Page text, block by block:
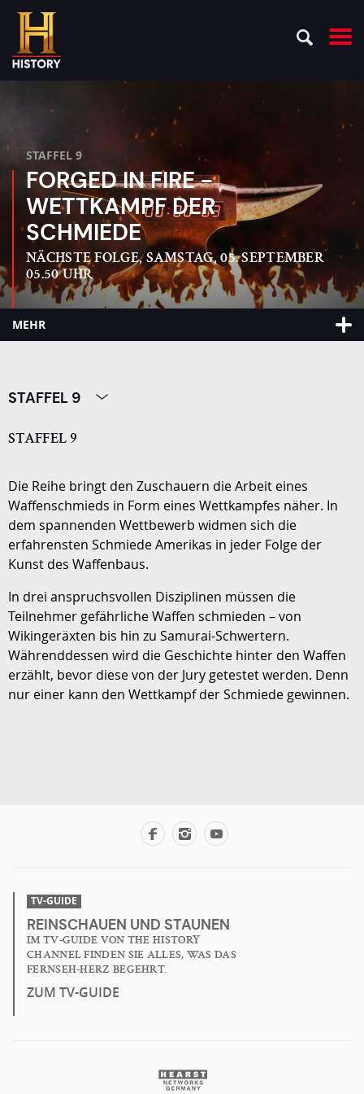
STAFFEL 9
FORGED IN FIRE -
WETTKAMPF DER
SCHMIEDE
NÄCHSTE FOLGE, SAMSTAG, 05. SEPTEMBER
05.50 UHR
MEHR
STAFFEL 9
STAFFEL 9
Die Reihe bringt den Zuschauern die Arbeit eines
Waffenschmieds in Form eines Wettkampfes näher. In
dem spannenden Wettbewerb widmen sich die
erfahrensten Schmiede Amerikas in jeder Folge der
Kunst des Waffenbaus.
In drei anspruchsvollen Disziplinen müssen die
Teilnehmer gefährliche Waffen schmieden – von
Wikingeräxten bis hin zu Samurai-Schwertern.
Währenddessen wird die Geschichte hinter den Waffen
erzählt, bevor diese von der Jury getestet werden. Denn
nur einer kann den Wettkampf der Schmiede gewinnen.
TV-GUIDE
REINSCHAUEN UND STAUNEN
IM TV-GUIDE VON THE HISTORY
CHANNEL FINDEN SIE ALLES, WAS DAS
FERNSEH-HERZ BEGEHRT.
ZUM TV-GUIDE